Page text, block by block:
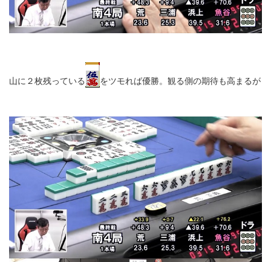
山に２枚残っている をツモれば優勝。観る側の期待も高まるが